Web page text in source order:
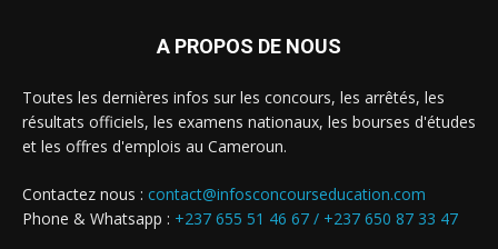
A PROPOS DE NOUS
Toutes les dernières infos sur les concours, les arrêtés, les
résultats officiels, les examens nationaux, les bourses d'études
et les offres d'emplois au Cameroun.
Contactez nous : contact@infosconcourseducation.com
Phone & Whatsapp : +237 655 51 46 67 / +237 650 87 33 47